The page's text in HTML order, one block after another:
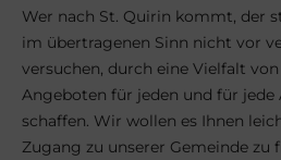
Wer nach St. Quirin kommt, der
im übertragenen Sinn nicht vor
versuchen, durch eine Vielfalt
Angeboten für jeden und für
schaffen. Wir wollen es Ihnen
Zugang zu unserer Gemeinde zu